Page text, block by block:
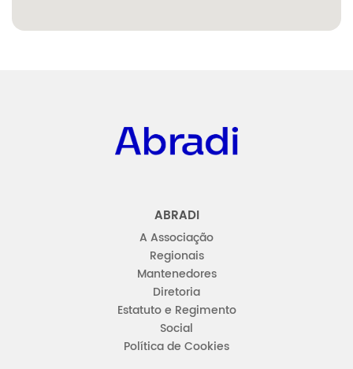
ABRADI
A Associação
Regionais
Mantenedores
Diretoria
Estatuto e Regimento
Social
Política de Cookies